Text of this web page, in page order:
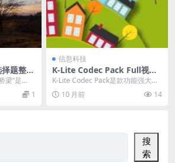
题整理
梁”是
输出设
1
信息科技
K-Lite Codec Pack Full视频
解码器
K-Lite Codec Pack是款功能强大的
视频全能解码器，集合了丰富编解
码...10 月前 14
搜
索